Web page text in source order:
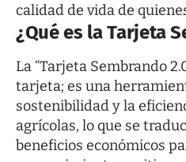
calidad de vida de
¿Qué es la Tarjeta
La “Tarjeta Sembrando
tarjeta; es una
sostenibilidad y la
agrícolas, lo que se
beneficios económicos